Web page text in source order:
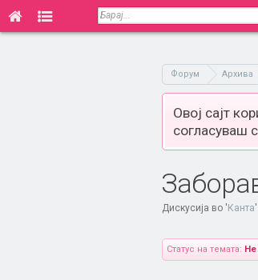
Форум Архива
Овој сајт
согласуваш
Дискусија во ' Канта
Статус на темата: Не